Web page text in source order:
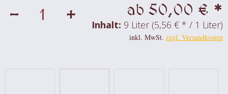
- + ab 50,00 € *
Inhalt: 9 Liter (5,56 € * / 1 Liter)
inkl. MwSt. zzgl. Versandkosten